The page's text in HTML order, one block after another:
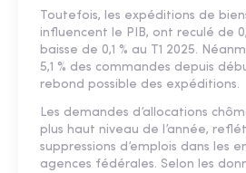
Toutefois, les expéditions de
influencent le PIB, ont reculé de
baisse de 0,1 % au T1 2025.
5,1 % des commandes depuis
rebond possible des expéditions.
Les demandes d’allocations
plus haut niveau de l’année,
suppressions d’emplois dans les
agences fédérales. Selon les